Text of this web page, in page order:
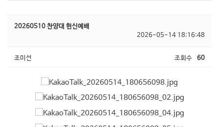
20260510 찬양대 헌신예배
2026-05-14 18:16:48
조미선 조회수 60